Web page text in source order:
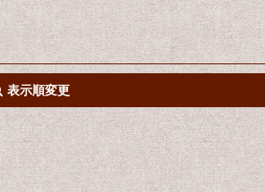
表示順変更